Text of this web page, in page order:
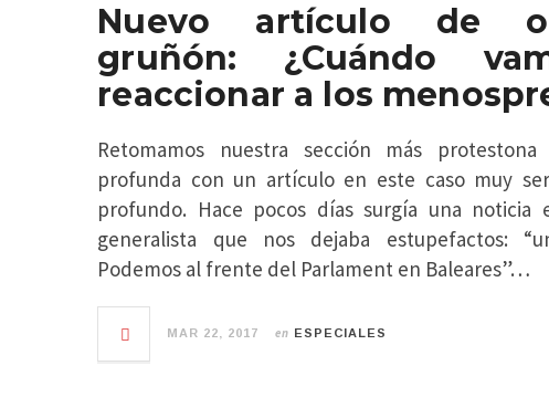
Nuevo artículo de
gruñón: ¿Cuándo
reaccionar a los
Retomamos nuestra sección más
profunda con un artículo en este caso muy
profundo. Hace pocos días surgía una noticia
generalista que nos dejaba estupefactos:
Podemos al frente del Parlament en Baleares”…
MAR 22, 2017 en ESPECIALES